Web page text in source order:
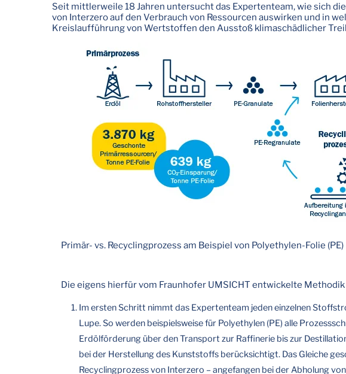
Seit mittlerweile 18 Jahren untersucht das Expertenteam, wie sich
von Interzero auf den Verbrauch von Ressourcen auswirken und in
Kreislaufführung von Wertstoffen den Ausstoß klimaschädlicher
Primär- vs. Recyclingprozess am Beispiel von Polyethylen-Folie (PE)
Die eigens hierfür vom Fraunhofer UMSICHT entwickelte
Im ersten Schritt nimmt das Expertenteam jeden einzelnen
Lupe. So werden beispielsweise für Polyethylen (PE) alle
Erdölförderung über den Transport zur Raffinerie bis zur
bei der Herstellung des Kunststoffs berücksichtigt. Das Gleiche
Recyclingprozess von Interzero – angefangen bei der Abholung